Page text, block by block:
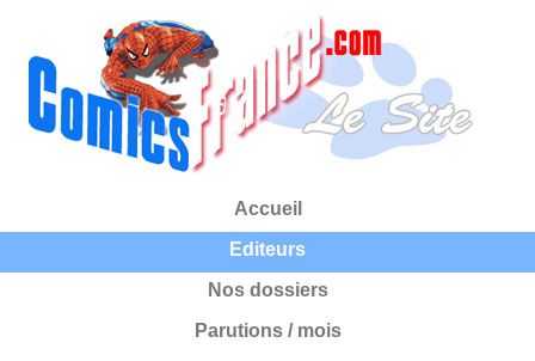
Accueil
Editeurs
Nos dossiers
Parutions / mois